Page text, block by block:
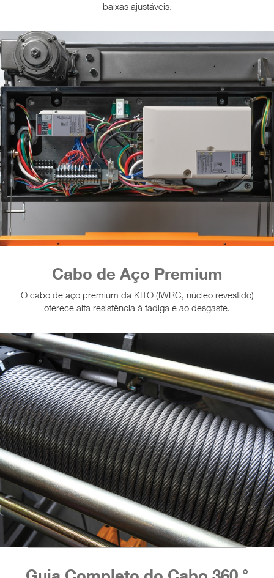
baixas ajustáveis.
Cabo de Aço Premium
O cabo de aço premium da KITO (IWRC, núcleo revestido)
oferece alta resistência à fadiga e ao desgaste.